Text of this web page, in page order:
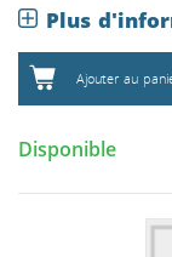
Plus
Ajouter au
Disponible